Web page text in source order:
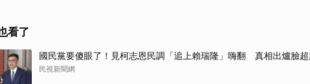
看了
國民黨要傻眼了！見柯志恩民調「追上賴瑞隆」嗨翻 真相出爐臉
民視新聞網